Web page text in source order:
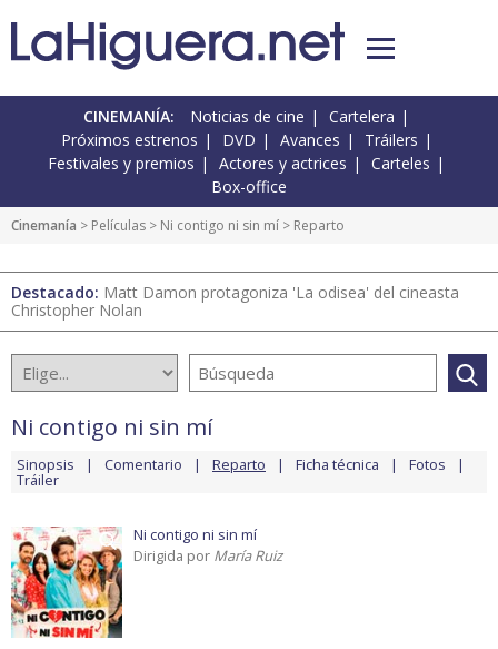
CINEMANÍA: Noticias de cine
Cartelera
Próximos estrenos
DVD Avances
Tráilers
Festivales y premios
Actores y actrices
Carteles
Box-office
Cinemanía > Películas > Ni contigo ni sin mí > Reparto
Destacado: Matt Damon protagoniza 'La odisea' del cineasta
Christopher Nolan
Ni contigo ni sin mí
Sinopsis Comentario Reparto Ficha técnica Fotos
Tráiler
Ni contigo ni sin mí
Dirigida por María Ruiz